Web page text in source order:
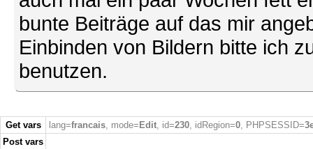
bunte Beiträge auf das mir
Einbinden von Bildern bitte ich
benutzen.
Get vars lang=francais, mode= Edit, id=230, idRegion=0, PHPSESSID=
Post vars